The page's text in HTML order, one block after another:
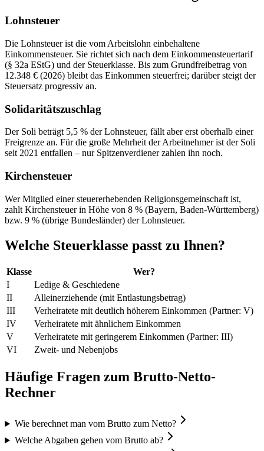
Lohnsteuer
Die Lohnsteuer ist die vom Arbeitslohn einbehaltene
Einkommensteuer. Sie richtet sich nach dem Einkommensteuertarif
(§ 32a EStG) und der Steuerklasse. Bis zum Grundfreibetrag von
12.348 € (2026) bleibt das Einkommen steuerfrei; darüber steigt der
Steuersatz progressiv an.
Solidaritätszuschlag
Der Soli beträgt 5,5 % der Lohnsteuer, fällt aber erst oberhalb einer
Freigrenze an. Für die große Mehrheit der Arbeitnehmer ist der Soli
seit 2021 entfallen – nur Spitzenverdiener zahlen ihn noch.
Kirchensteuer
Wer Mitglied einer steuererhebenden Religionsgemeinschaft ist,
zahlt Kirchensteuer in Höhe von 8 % (Bayern, Baden-Württemberg)
bzw. 9 % (übrige Bundesländer) der Lohnsteuer.
Welche Steuerklasse passt zu Ihnen?
Klasse
Wer?
I
Ledige & Geschiedene
II
Alleinerziehende (mit Entlastungsbetrag)
III
Verheiratete mit deutlich höherem Einkommen (Partner: V)
IV
Verheiratete mit ähnlichem Einkommen
V
Verheiratete mit geringerem Einkommen (Partner: III)
VI
Zweit- und Nebenjobs
Häufige Fragen zum Brutto-Netto-
Rechner
Wie berechnet man vom Brutto zum Netto?
Welche Abgaben gehen vom Brutto ab?